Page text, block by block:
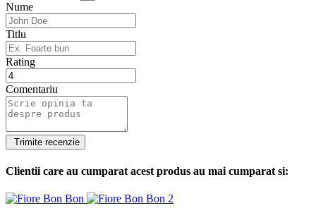
Nume
Titlu
Rating
Comentariu
Clientii care au cumparat acest produs au mai cumparat si: